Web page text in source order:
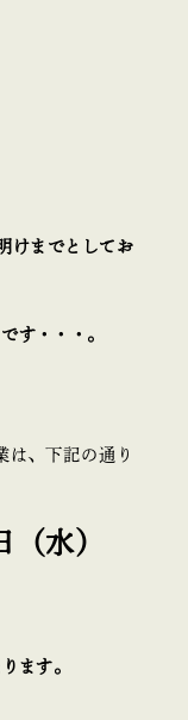
けまでとしてお
す・・・。
は、下記の通り
水）
ます。